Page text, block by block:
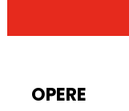
OPERE